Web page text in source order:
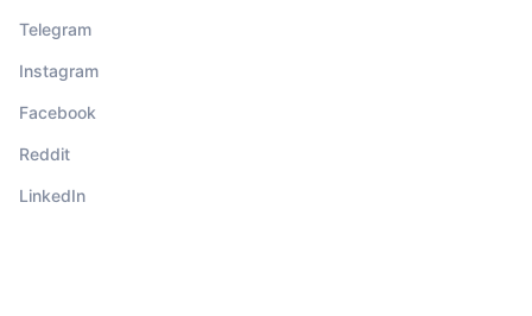
Telegram
Instagram
Facebook
Reddit
LinkedIn